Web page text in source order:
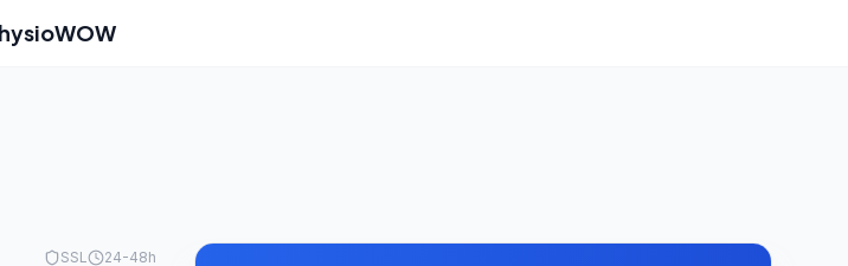
SSL 24-48h